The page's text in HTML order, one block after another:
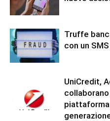
Truffe
con un SMS
UniCredit,
piattaforma